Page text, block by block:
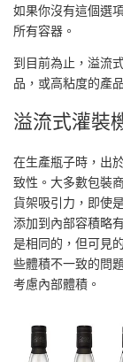
如果你沒有這個選
所有容器。
到目前為止，溢流
品，或高粘度的產
溢流式灌裝
在生產瓶子時，出
致性。大多數包裝
貨架吸引力，即使
添加到內部容積略
是相同的，但可見
些體積不一致的問
考慮內部體積。